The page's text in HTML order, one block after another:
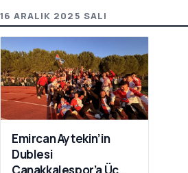
16 ARALIK 2025 SALI
Emircan Aytekin’in
Dublesi
Çanakkalespor’a Üç